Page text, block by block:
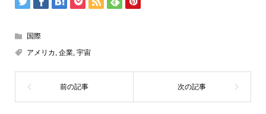
国際
アメリカ 企業, 宇宙